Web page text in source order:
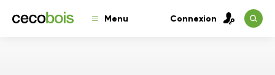
Menu Connexion